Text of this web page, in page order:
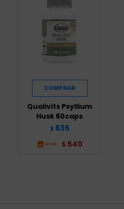
Qualivits Psyllium
Husk 60caps
$ 635
$ 540